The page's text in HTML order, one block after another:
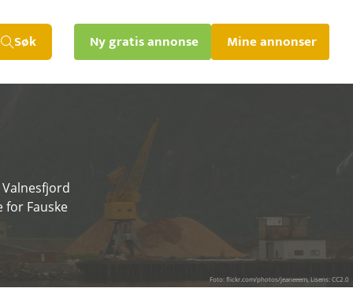
Søk Ny gratis annonse Mine annonser
for Fauske
Foto: flickr.com/photos/jeaneeem, Lisens: CC2.0